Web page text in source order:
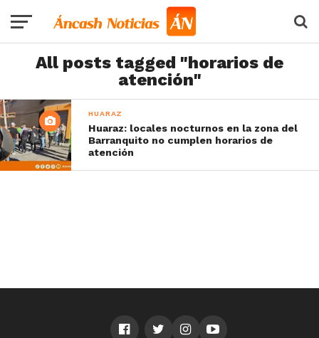
All posts tagged "horarios de
atención"
HUARAZ
Huaraz: locales nocturnos en la zona del
Barranquito no cumplen horarios de
atención